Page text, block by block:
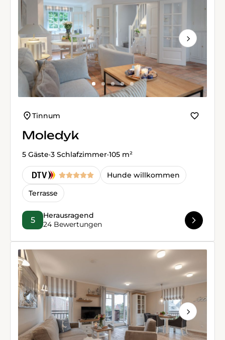
Next
Tinnum
Moledyk
5 Gäste·3 Schlafzimmer·105 m²
Hunde willkommen
Terrasse
5
Herausragend
24 Bewertungen
Next